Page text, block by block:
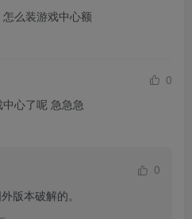
么装游戏中心额
0
心了呢 急急急
0
版本破解的。